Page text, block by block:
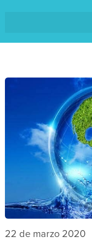
22 de marzo 2020